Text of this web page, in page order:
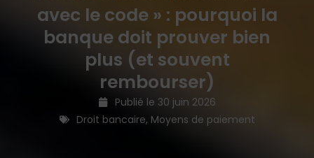
avec le code » : pourquoi la
banque doit prouver bien
plus (et souvent
rembourser)
Publié le 30 juin 2026
Droit bancaire, Moyens de paiement